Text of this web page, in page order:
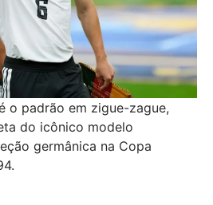
o padrão em zigue-zague,
do icônico modelo
germânica na Copa